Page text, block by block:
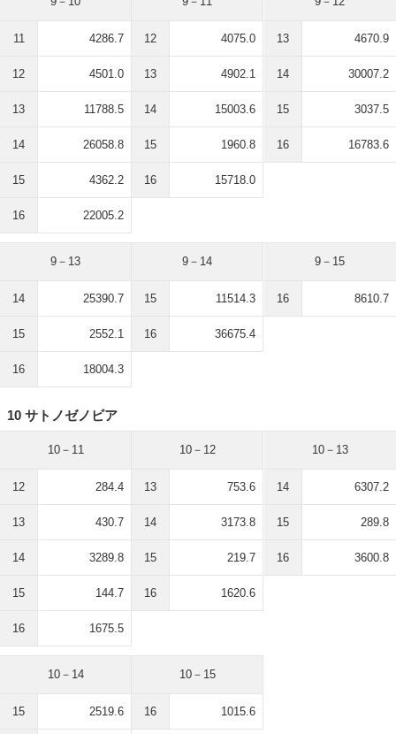
11 4286.7
12 4501.0
13 11788.5
14 26058.8
15 4362.2
16 22005.2
12 4075.0
13 4902.1
14 15003.6
15 1960.8
16 15718.0
13 4670.9
14 30007.2
15 3037.5
16 16783.6
9－13
14 25390.7
15 2552.1
16 18004.3
9－14
15 11514.3
16 36675.4
9－15
16 8610.7
10 サトノゼノビア
10－11
12 284.4
13 430.7
14 3289.8
15 144.7
16 1675.5
10－12
13 753.6
14 3173.8
15 219.7
16 1620.6
10－13
14 6307.2
15 289.8
16 3600.8
10－14
15 2519.6
10－15
16 1015.6